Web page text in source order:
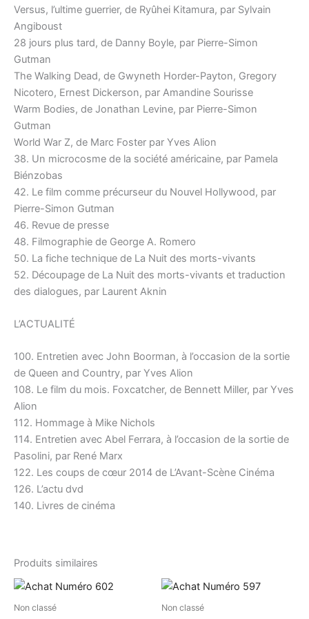
Versus, l’ultime guerrier, de Ryûhei Kitamura, par Sylvain
Angiboust
28 jours plus tard, de Danny Boyle, par Pierre-Simon
Gutman
The Walking Dead, de Gwyneth Horder-Payton, Gregory
Nicotero, Ernest Dickerson, par Amandine Sourisse
Warm Bodies, de Jonathan Levine, par Pierre-Simon
Gutman
World War Z, de Marc Foster par Yves Alion
38. Un microcosme de la société américaine, par Pamela
Biénzobas
42. Le film comme précurseur du Nouvel Hollywood, par
Pierre-Simon Gutman
46. Revue de presse
48. Filmographie de George A. Romero
50. La fiche technique de La Nuit des morts-vivants
52. Découpage de La Nuit des morts-vivants et traduction
des dialogues, par Laurent Aknin
L’ACTUALITÉ
100. Entretien avec John Boorman, à l’occasion de la sortie
de Queen and Country, par Yves Alion
108. Le film du mois. Foxcatcher, de Bennett Miller, par Yves
Alion
112. Hommage à Mike Nichols
114. Entretien avec Abel Ferrara, à l’occasion de la sortie de
Pasolini, par René Marx
122. Les coups de cœur 2014 de L’Avant-Scène Cinéma
126. L’actu dvd
140. Livres de cinéma
Produits similaires
Non classé Non classé